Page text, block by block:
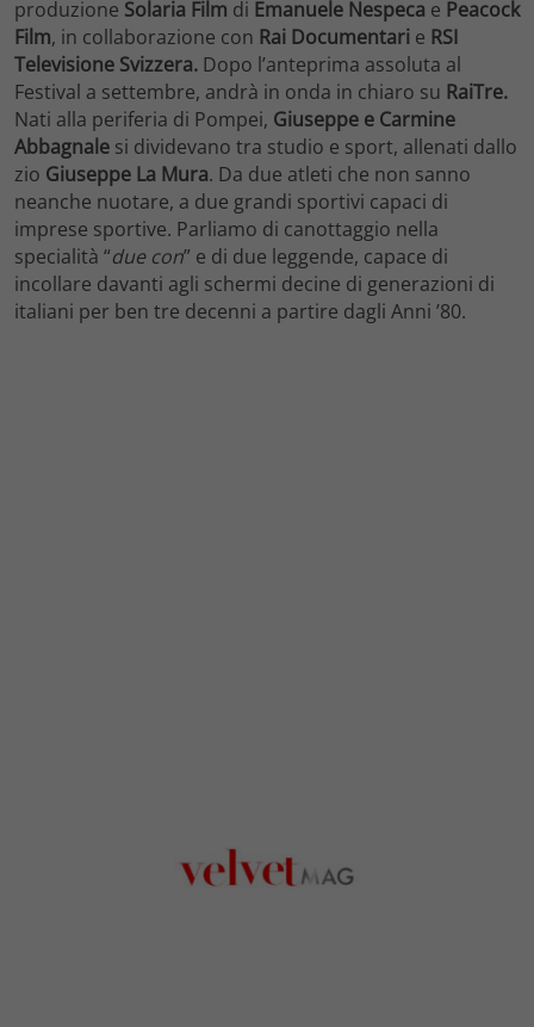
produzione Solaria Film di Emanuele Nespeca e Peacock
Film, in collaborazione con Rai Documentari e RSI
Televisione Svizzera. Dopo l’anteprima assoluta al
Festival a settembre, andrà in onda in chiaro su RaiTre.
Nati alla periferia di Pompei, Giuseppe e Carmine
Abbagnale si dividevano tra studio e sport, allenati dallo
zio Giuseppe La Mura. Da due atleti che non sanno
neanche nuotare, a due grandi sportivi capaci di
imprese sportive. Parliamo di canottaggio nella
specialità “due con” e di due leggende, capace di
incollare davanti agli schermi decine di generazioni di
italiani per ben tre decenni a partire dagli Anni ’80.